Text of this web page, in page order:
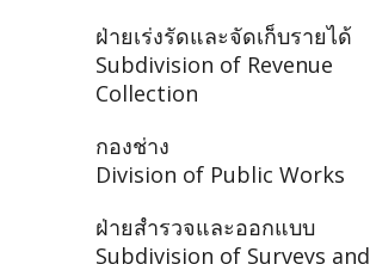
ฝ่ายเร่งรัดและจัดเก็บรายได้
Subdivision of Revenue
Collection
กองช่าง
Division of Public Works
ฝ่ายสำรวจและออกแบบ
Subdivision of Surveys and